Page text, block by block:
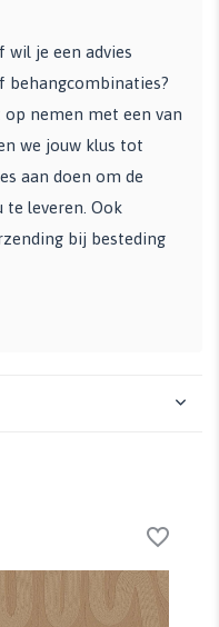
wil je een advies
behangcombinaties?
nemen met een van
we jouw klus tot
aan doen om de
leveren. Ook
bij besteding